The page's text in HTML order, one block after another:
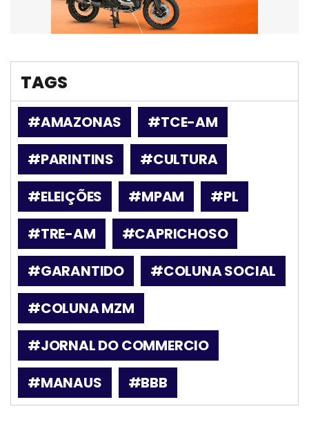
TAGS
#AMAZONAS
#TCE-AM
#PARINTINS
#CULTURA
#ELEIÇÕES
#MPAM
#PL
#TRE-AM
#CAPRICHOSO
#GARANTIDO
#COLUNA SOCIAL
#COLUNA MZM
#JORNAL DO COMMERCIO
#MANAUS
#BBB